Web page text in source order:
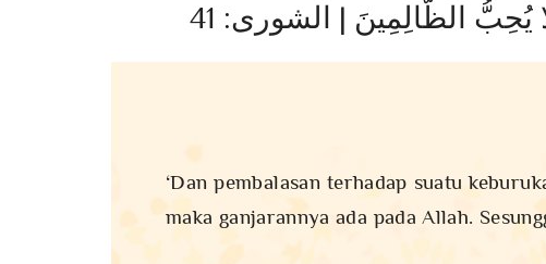
الظَّالِمِينَ | الشورى: 41
‘Dan pembalasan terhadap suatu
maka ganjarannya ada pada Allah.